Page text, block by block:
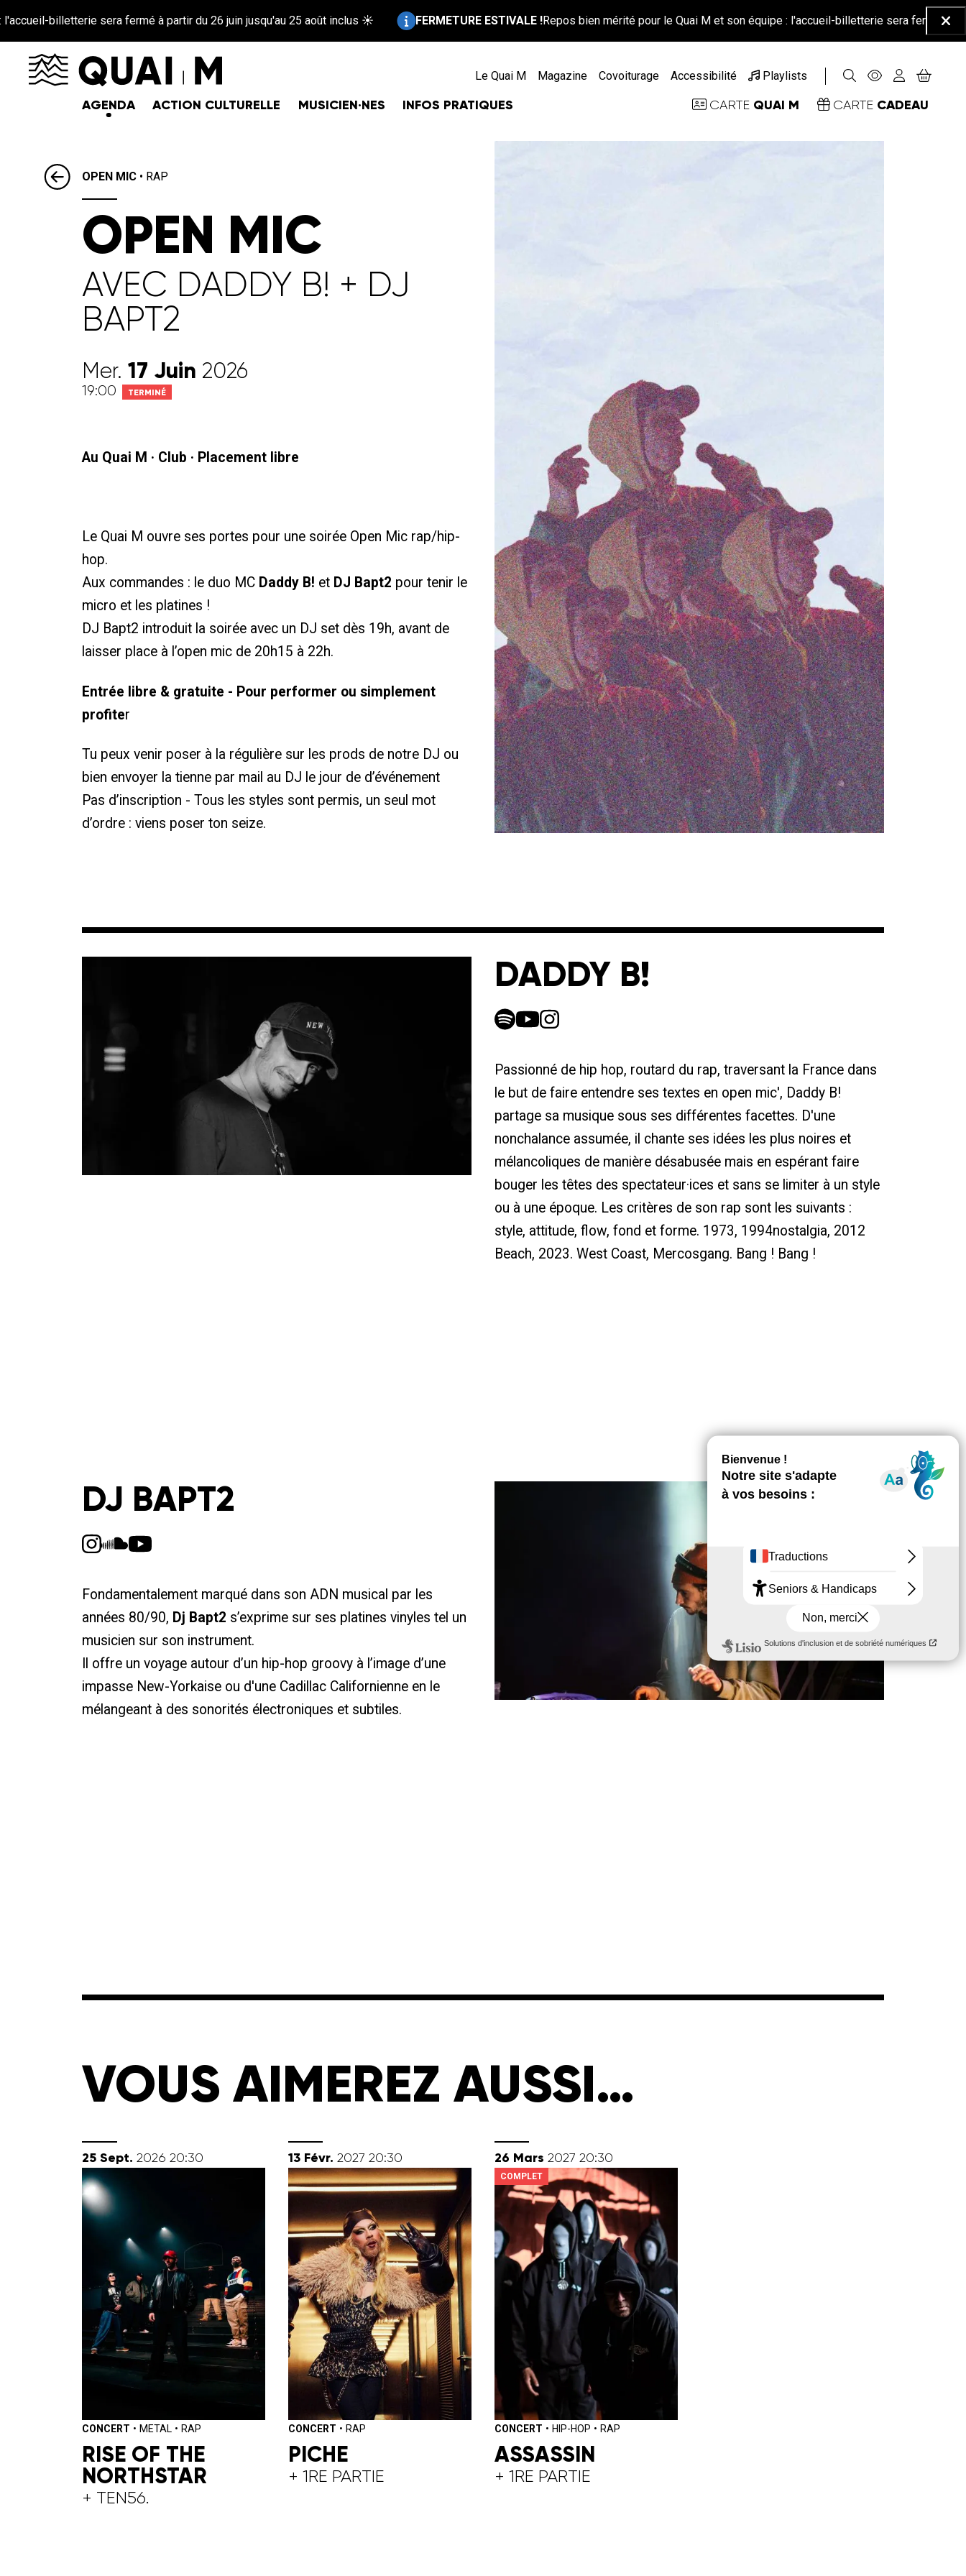
sera fermé à partir du 26 juin jusqu'au 25 août inclus ☀️
Information :
FERMETURE ESTIVALE ! Repos bien mérité pour le Quai M et son équipe : l'accueil-billetterie sera fermé à partir du 26
Le Quai M Magazine Covoiturage Accessibilité Playlists
AGENDA ACTION CULTURELLE MUSICIEN·NES INFOS PRATIQUES CARTE QUAI M CARTE CADEAU
OPEN MIC • RAP
OPEN MIC
AVEC DADDY B! + DJ
BAPT2
Mer. 17 Juin 2026
19:00 TERMINÉ
Au Quai M · Club · Placement libre
Le Quai M ouvre ses portes pour une soirée Open Mic rap/hip-
hop.
Aux commandes : le duo MC Daddy B! et DJ Bapt2 pour tenir le
micro et les platines !
DJ Bapt2 introduit la soirée avec un DJ set dès 19h, avant de
laisser place à l’open mic de 20h15 à 22h.
Entrée libre & gratuite - Pour performer ou simplement
profiter
Tu peux venir poser à la régulière sur les prods de notre DJ ou
bien envoyer la tienne par mail au DJ le jour de d’événement
Pas d’inscription - Tous les styles sont permis, un seul mot
d’ordre : viens poser ton seize.
DADDY B!
Passionné de hip hop, routard du rap, traversant la France dans
le but de faire entendre ses textes en open mic', Daddy B!
partage sa musique sous ses différentes facettes. D'une
nonchalance assumée, il chante ses idées les plus noires et
mélancoliques de manière désabusée mais en espérant faire
bouger les têtes des spectateur·ices et sans se limiter à un style
ou à une époque. Les critères de son rap sont les suivants :
style, attitude, flow, fond et forme. 1973, 1994nostalgia, 2012
Beach, 2023. West Coast, Mercosgang. Bang ! Bang !
DJ BAPT2
Fondamentalement marqué dans son ADN musical par les
années 80/90, Dj Bapt2 s’exprime sur ses platines vinyles tel un
musicien sur son instrument.
Il offre un voyage autour d’un hip-hop groovy à l’image d’une
impasse New-Yorkaise ou d'une Cadillac Californienne en le
mélangeant à des sonorités électroniques et subtiles.
VOUS AIMEREZ AUSSI…
25 septembre
Sept. 2026 20:30
CONCERT • METAL • RAP
RISE OF THE
NORTHSTAR
+ TEN56.
13 février
Févr. 2027 20:30
CONCERT • RAP
PICHE
+ 1RE PARTIE
26 mars
Mars 2027 20:30
COMPLET
CONCERT • HIP-HOP • RAP
ASSASSIN
+ 1RE PARTIE